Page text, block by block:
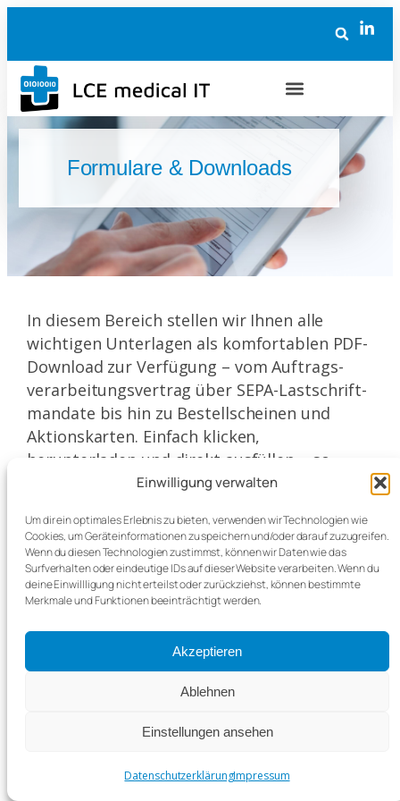
Einwilligung verwalten
Um dir ein optimales Erlebnis zu bieten, verwenden wir Technologien wie
Cookies, um Geräteinformationen zu speichern und/oder darauf zuzugreifen.
Wenn du diesen Technologien zustimmst, können wir Daten wie das
Surfverhalten oder eindeutige IDs auf dieser Website verarbeiten. Wenn du
deine Einwillligung nicht erteilst oder zurückziehst, können bestimmte
Merkmale und Funktionen beeinträchtigt werden.
Akzeptieren
Ablehnen
Einstellungen ansehen
DatenschutzerklärungImpressum
Formulare & Downloads
In diesem Bereich stellen wir Ihnen alle
wichtigen Unterlagen als komfortablen PDF-
Download zur Verfügung – vom Auftrags­
verarbeitungs­vertrag über SEPA-Lastschrift­
mandate bis hin zu Bestellscheinen und
Aktions­karten. Einfach klicken,
herunterladen und direkt ausfüllen – so
erledigen Sie Formalitäten und Bestellungen
Vertragsdokumente
Turbomed
Telematikinfrastruktur
Datenschutzerklärung Impressum